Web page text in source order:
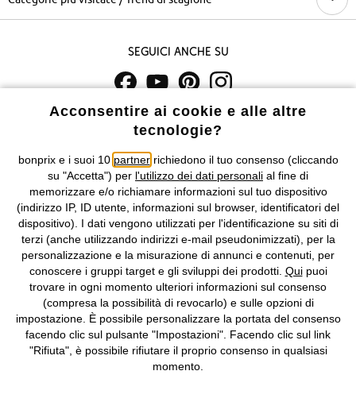
Seguici anche su
I prezzi sono IVA inclusa. Non includonole spese di spedizione e i
costi di servizio.
Condizioni di vendita Accessibilità
Informativa privacy e cookie Gestione dei cookie
Informazioni legali Diritto di recesso
©2026 bonprix.Tutti i diritti riservati.
bonprix S.r.l. con socio unico, sede legale: via Adua 33 - 13855
Valdengo (BI) C.F. 01510910027 - P.I. 01939830020, Reg. Imprese di
Biella n. 01510910027, R.E.A. BI - 171345, N. Reg. Pile:
IT09060P00000858, N. Reg. AEE: IT08020000002105 Capitale
Sociale: euro 1.000.000 i.v, Società soggetta all'attività di direzione
e coordinamento di bonprix Beteiligungs -Verwaltungsgesellschaft
Acconsentire ai cookie e alle altre
tecnologie?
bonprix e i suoi 10 partnerrichiedono il tuo consenso (cliccando
su "Accetta") per l'utilizzo dei dati personali al fine di
memorizzare e/o richiamare informazioni sul tuo dispositivo
(indirizzo IP, ID utente, informazioni sul browser, identificatori del
dispositivo). I dati vengono utilizzati per l'identificazione su siti di
terzi (anche utilizzando indirizzi e-mail pseudonimizzati), per la
personalizzazione e la misurazione di annunci e contenuti, per
conoscere i gruppi target e gli sviluppi dei prodotti. Quipuoi
trovare in ogni momento ulteriori informazioni sul consenso
(compresa la possibilità di revocarlo) e sulle opzioni di
impostazione. È possibile personalizzare la portata del consenso
facendo clic sul pulsante "Impostazioni". Facendo clic sul link
"Rifiuta", è possibile rifiutare il proprio consenso in qualsiasi
momento.